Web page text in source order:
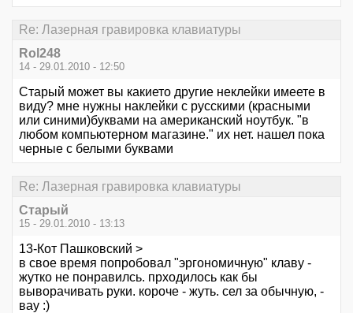
Re: Лазерная гравировка клавиатуры
Rol248
14 - 29.01.2010 - 12:50
Старый может вы какието другие неклейки имеете в
виду? мне нужны наклейки с русскими (красными
или синими)буквами на американский ноутбук. "в
любом компьютерном магазине." их нет. нашел пока
черные с белыми буквами
Re: Лазерная гравировка клавиатуры
Старый
15 - 29.01.2010 - 13:13
13-Кот Пашковский >
в свое время попробовал "эргономичную" клаву -
жутко не понравилсь. прходилось как бы
выворачивать руки. короче - жуть. сел за обычную, -
вау :)